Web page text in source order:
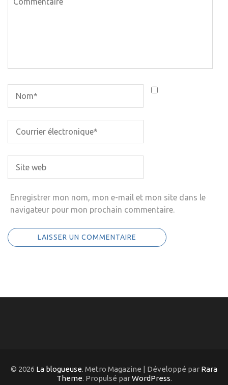
Enregistrer mon nom, mon e-mail et mon site dans le
navigateur pour mon prochain commentaire.
© 2026 La blogueuse. Metro Magazine | Développé par Rara
Theme. Propulsé parWordPress.